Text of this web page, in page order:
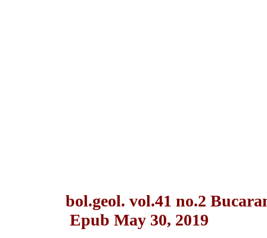
bol.geol. vol.41 no.2
Epub May 30, 2019